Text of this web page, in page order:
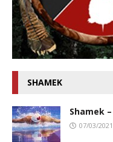
SHAMEK
Shamek
07/03/2021